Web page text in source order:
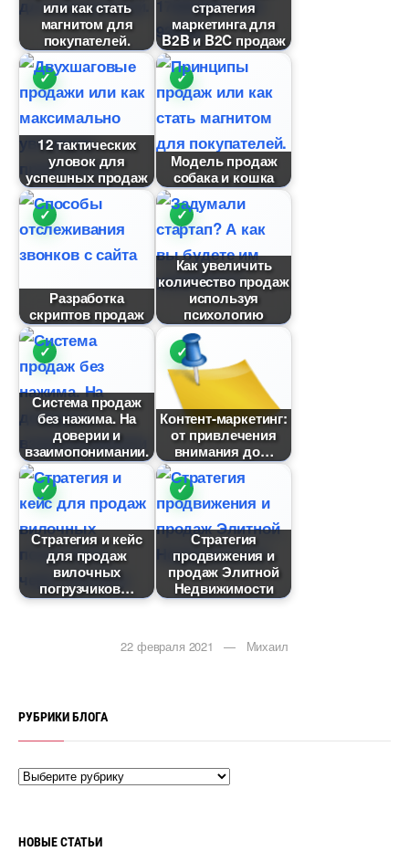
или как стать
магнитом для
покупателей.
стратегия
маркетинга для
B2B и B2C продаж
12 тактических
уловок для
успешных продаж
Модель продаж
собака и кошка
Разработка
скриптов продаж
Как увеличить
количество продаж
используя
психологию
Система продаж
ез нажима. На
доверии и
заимопонимании.
Контент-маркетинг:
от привлечения
нимания до
Стратегия и кейс
для продаж
илочных
погрузчико
Стратегия
продвижения и
продаж Элитной
Недвижимости
22 февраля 2021 — Михаил
РУБРИКИ БЛОГА
НОВЫЕ СТАТЬИ